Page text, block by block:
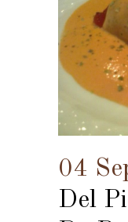
04
Del